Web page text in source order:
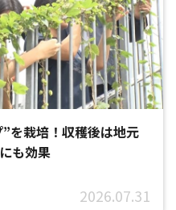
を栽培！収穫後は地元
も効果
2026.07.31